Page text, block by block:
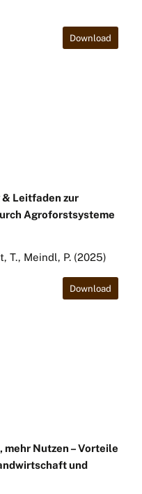
Download
Leitfaden zur
Agroforstsysteme
T., Meindl, P. (2025)
Download
mehr Nutzen –Vorteile
und